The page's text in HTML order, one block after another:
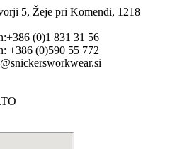
5, Žeje pri Komendi, 1218
(0)1 831 31 56
+386 (0)590 55 772